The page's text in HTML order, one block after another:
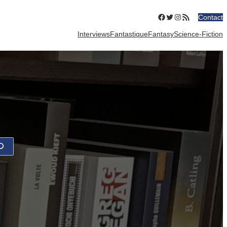
Facebook
Twitter
Instagram
Flux RSSContact
InterviewsFantastiqueFantasyScience-Fiction